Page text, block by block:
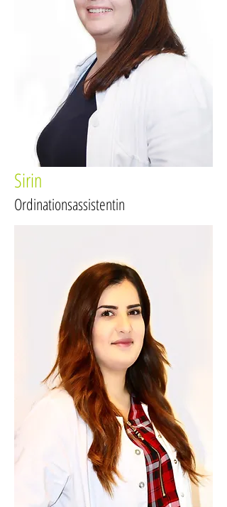
Sirin
Ordinationsassistentin